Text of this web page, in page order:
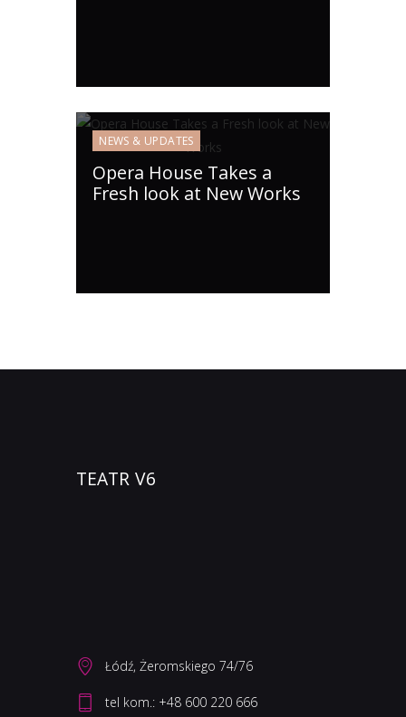
NEWS & UPDATES
Opera House Takes a
Fresh look at New Works
TEATR V6
Łódź, Żeromskiego 74/76